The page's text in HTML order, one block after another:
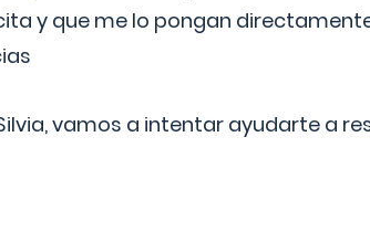
y que me lo pongan
vamos a intentar ayudarte a